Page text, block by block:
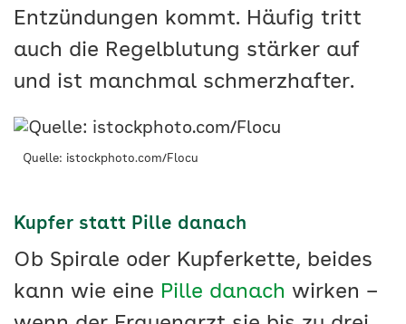
Entzündungen kommt. Häufig tritt
auch die Regelblutung stärker auf
und ist manchmal schmerzhafter.
Quelle: istockphoto.com/Flocu
Kupfer statt Pille danach
Ob Spirale oder Kupferkette, beides
kann wie eine Pille danach wirken –